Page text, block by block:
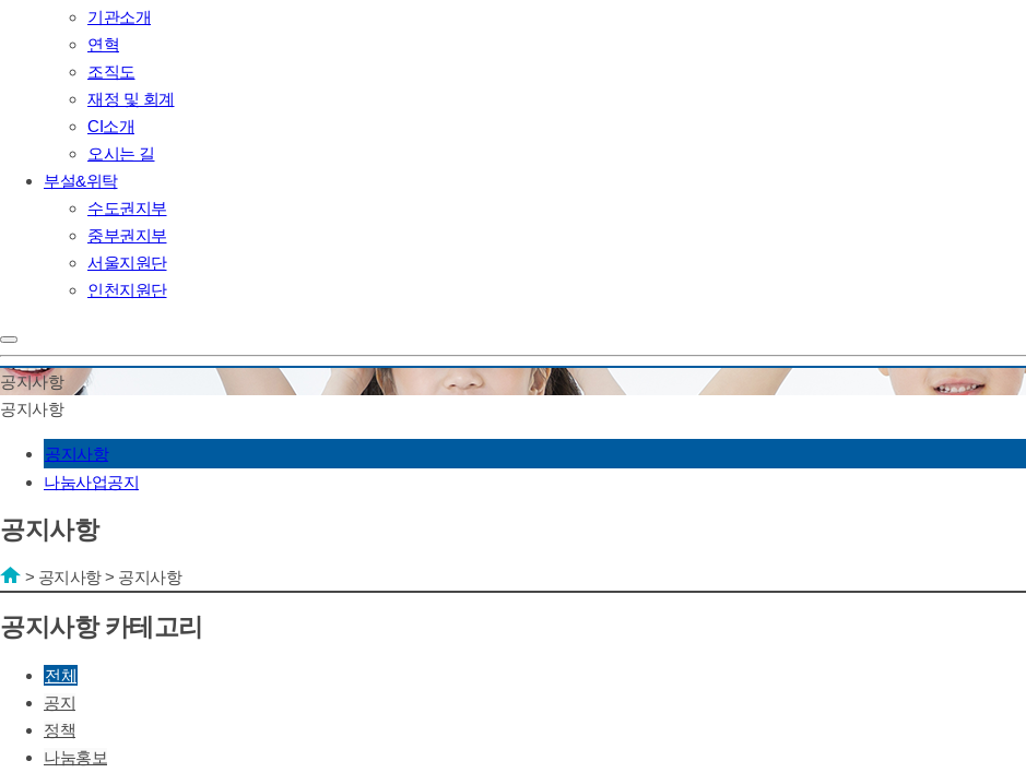
기관소개
연혁
조직도
재정 및 회계
CI소개
오시는 길
부설&위탁
수도권지부
중부권지부
서울지원단
인천지원단
공지사항
공지사항
공지사항
나눔사업공지
공지사항
> 공지사항> 공지사항
공지사항 카테고리
전체
공지
정책
나눔홍보